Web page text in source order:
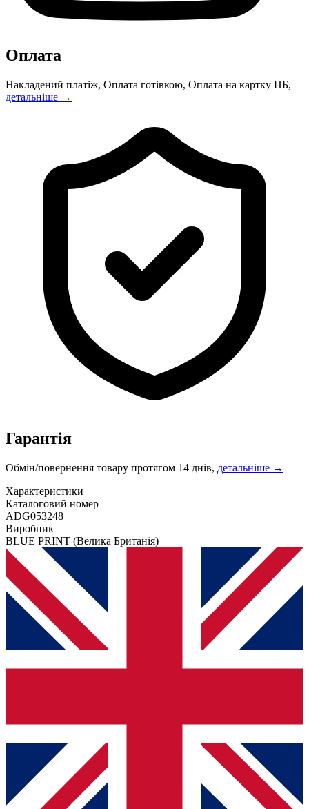
Оплата
Накладений платіж, Оплата готівкою, Оплата на картку ПБ,
детальніше →
Гарантія
Обмін/повернення товару протягом 14 днів, детальніше →
Характеристики
Каталоговий номер
ADG053248
Виробник
BLUE PRINT (Велика Британія)